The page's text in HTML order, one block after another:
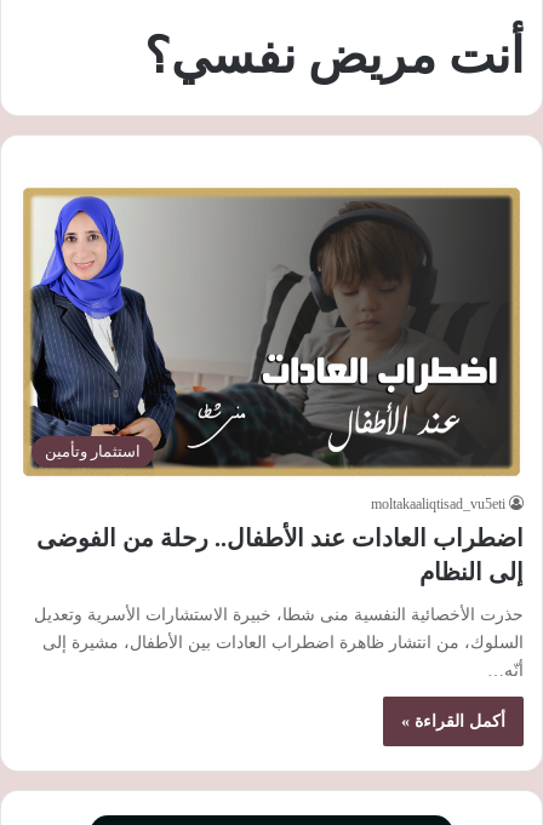
أنت مريض نفسي؟
استثمار وتأمين
moltakaaliqtisad_vu5eti
اضطراب العادات عند الأطفال.. رحلة من الفوضى
إلى النظام
حذرت الأخصائية النفسية منى شطا، خبيرة الاستشارات الأسرية وتعديل
السلوك، من انتشار ظاهرة اضطراب العادات بين الأطفال، مشيرة إلى
أنّه…
أكمل القراءة »